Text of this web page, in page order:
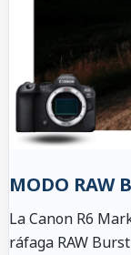
MODO RAW
La Canon R6
ráfaga RAW